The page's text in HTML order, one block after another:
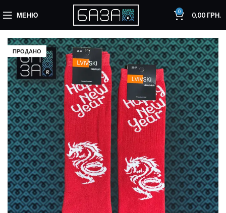
МЕНЮ 0 0,00ГРН.
ПРОДАНО